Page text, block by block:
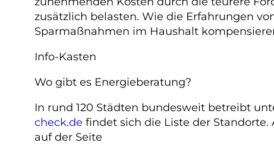
zusätzlich belasten. Wie die Erfahrungen
Sparmaßnahmen im Haushalt
Info-Kasten
Wo gibt es Energieberatung?
In rund 120 Städten bundesweit betreibt
check.de findet sich die Liste der
auf der Seite